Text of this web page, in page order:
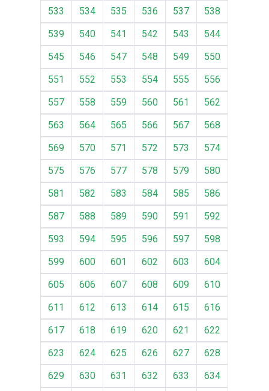
533
534 535 536 537
538
539
540 541 542 543
544
545
546 547 548 549
550
551
552 553 554 555
556
557
558 559 560 561
562
563
564 565 566 567
568
569
570 571 572 573
574
575
576 577 578 579
580
581
582 583 584 585
586
587
588 589 590 591
592
593
594 595 596 597
598
599
600 601 602 603
604
605
606 607 608 609
610
611
612 613 614 615
616
617
618 619 620 621
622
623
624 625 626 627
628
629
630 631 632 633
634